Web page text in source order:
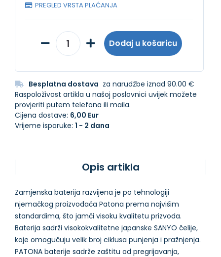
PREGLED VRSTA PLAĆANJA
Dodaj u košaricu
Besplatna dostava za narudžbe iznad 90.00 €
Raspoloživost artikla u našoj poslovnici uvijek možete
provjeriti putem telefona ili maila.
Cijena dostave: 6,00 Eur
Vrijeme isporuke: 1 - 2 dana
Opis artikla
Zamjenska baterija razvijena je po tehnologiji
njemačkog proizvođača Patona prema najvišim
standardima, što jamči visoku kvalitetu prizvoda.
Baterija sadrži visokokvalitetne japanske SANYO čelije,
koje omogučuju velik broj ciklusa punjenja i pražnjenja.
PATONA baterije sadrže zaštitu od pregrijavanja,